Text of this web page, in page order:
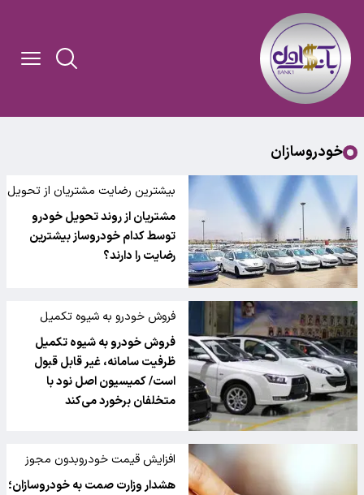
خودروسازان
بیشترین رضایت مشتریان از تحویل
خودرو این خودروسازاان
مشتریان از روند تحویل خودرو
توسط کدام خودروساز بیشترین
رضایت را دارند؟
فروش خودرو به شیوه تکمیل
ظرفیت سامانه، غیر قابل قبول است
فروش خودرو به شیوه تکمیل
ظرفیت سامانه، غیر قابل قبول
است/ کمیسیون اصل نود با
متخلفان برخورد می‌کند
افزایش قیمت خودروبدون مجوز
ممنوع
هشدار وزارت صمت به خودروسازان؛